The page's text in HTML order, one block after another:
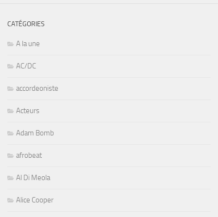
CATÉGORIES
A la une
AC/DC
accordeoniste
Acteurs
Adam Bomb
afrobeat
Al Di Meola
Alice Cooper